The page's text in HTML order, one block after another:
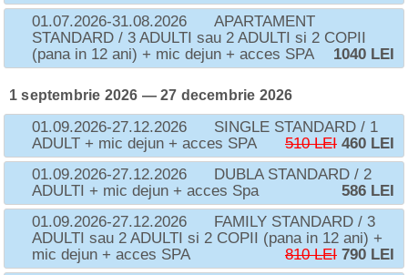
01.07.2026-31.08.2026
APARTAMENT
STANDARD / 3 ADULTI sau 2 ADULTI si 2 COPII
(pana in 12 ani) + mic dejun + acces SPA
1040 LEI
1 septembrie 2026 — 27 decembrie 2026
01.09.2026-27.12.2026
SINGLE STANDARD / 1
ADULT + mic dejun + acces SPA
510 LEI 460 LEI
01.09.2026-27.12.2026
DUBLA STANDARD / 2
ADULTI + mic dejun + acces Spa
586 LEI
01.09.2026-27.12.2026
FAMILY STANDARD / 3
ADULTI sau 2 ADULTI si 2 COPII (pana in 12 ani) +
mic dejun + acces SPA
810 LEI 790 LEI